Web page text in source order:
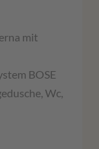
mit
BOSE
Wc,